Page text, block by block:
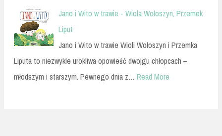
Jano i Wito w trawie - Wiola Wołoszyn, Przemek
Liput
Jano i Wito w trawie Wioli Wołoszyn i Przemka
Liputa to niezwykle urokliwa opowieść dwojgu chłopcach –
młodszym i starszym. Pewnego dnia z… Read More